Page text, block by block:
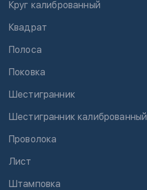
Круг калиброванный
Квадрат
Полоса
Поковка
Шестигранник
Шестигранник калиброванный
Проволока
Лист
Штамповка